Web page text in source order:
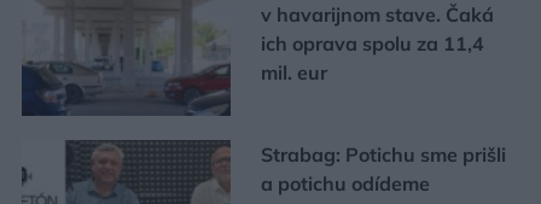
v havarijnom stave. Čaká
ich oprava spolu za 11,4
mil. eur
Strabag: Potichu sme prišli
a potichu odídeme